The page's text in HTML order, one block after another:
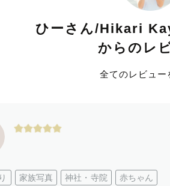
ひーさん/Hikari
からのレ
全てのレビュー
家族写真 神社・寺院 赤ちゃん